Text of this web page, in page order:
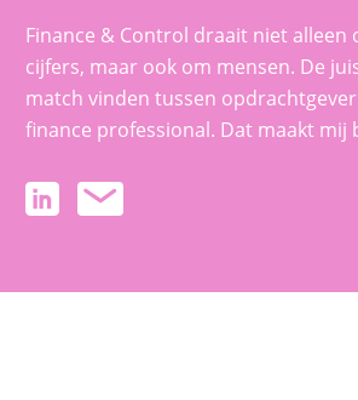
Finance & Control draait niet alleen
cijfers, maar ook om mensen. De
match vinden tussen
finance professional. Dat maakt mij